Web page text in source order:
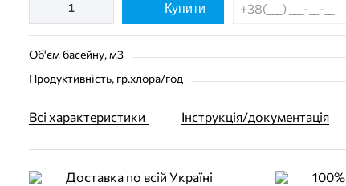
Купити
Об'єм басейну, м3
Продуктивність, гр.хлора/год
Всі характеристики Інструкція/документація
Доставка по всій Україні